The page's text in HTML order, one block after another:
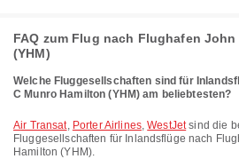
FAQ zum Flug nach Flughafen
(YHM)
Welche Fluggesellschaften sind für
C Munro Hamilton (YHM) am beliebtesten?
Air Transat, Porter Airlines,WestJetsind die
Fluggesellschaften für Inlandsflüge nach
Hamilton (YHM).